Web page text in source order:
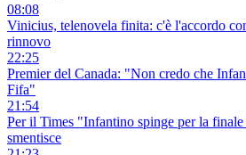
08:08
Vinicius, telenovela finita: c'è l'accordo
rinnovo
22:25
Premier del Canada: "Non credo che
Fifa"
21:54
Per il Times "Infantino spinge per la
smentisce